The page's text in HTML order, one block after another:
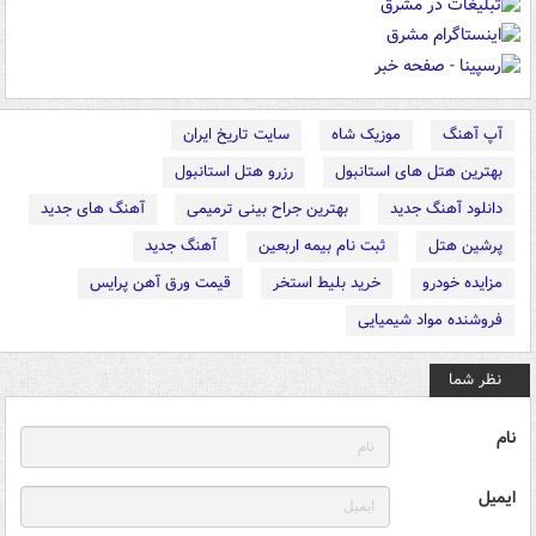
آپ آهنگ موزیک شاه
سایت تاریخ ایران
بهترین هتل های استانبول
رزرو هتل استانبول
دانلود آهنگ جدید
بهترین جراح بینی ترمیمی
آهنگ های جدید
پرشین هتل
ثبت نام بیمه اربعین
آهنگ جدید
مزایده خودرو
خرید بلیط استخر
قیمت ورق آهن پرایس
فروشنده مواد شیمیایی
نظر شما
نام
ایمیل